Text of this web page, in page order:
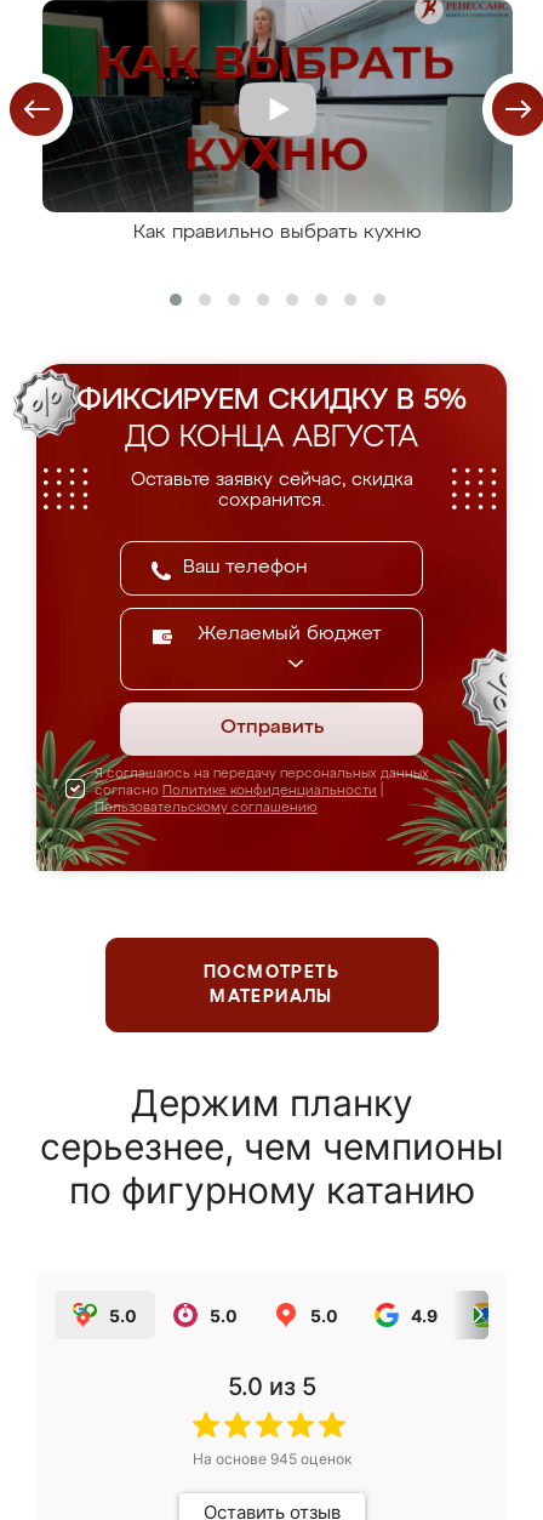
Как правильно выбрать кухню
ФИКСИРУЕМ СКИДКУ В 5%
ДО КОНЦА АВГУСТА
Оставьте заявку сейчас, скидка
сохранится.
Желаемый бюджет
Отправить
Я соглашаюсь на передачу персональных данных
согласно Политике конфиденциальности
Пользовательскому соглашению
ПОСМОТРЕТЬ
МАТЕРИАЛЫ
Держим планку
серьезнее, чем чемпионы
по фигурному катанию
5.0 5.0 5.0 4.9
5.0 из 5
На основе 945оценок
Оставить отзыв